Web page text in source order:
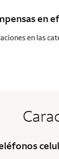
en
en las